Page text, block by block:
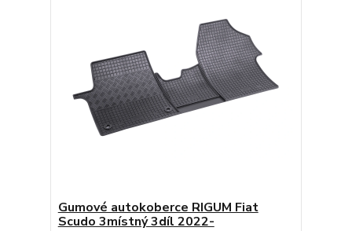
Gumové autokoberce RIGUM Fiat
Scudo 3místný 3díl 2022-